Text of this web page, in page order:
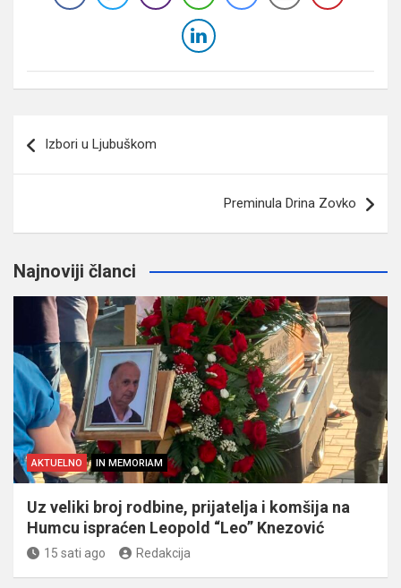
članaka
Izbori u Ljubuškom
Preminula Drina Zovko
Najnoviji članci
AKTUELNO IN MEMORIAM
Uz veliki broj rodbine, prijatelja i komšija na
Humcu ispraćen Leopold “Leo” Knezović
15 sati ago Redakcija